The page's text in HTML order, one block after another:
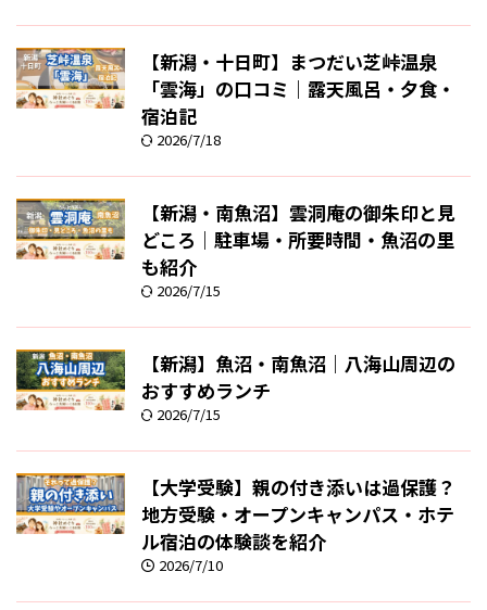
【新潟・十日町】まつだい芝峠温泉
「雲海」の口コミ｜露天風呂・夕食・
宿泊記
2026/7/18
【新潟・南魚沼】雲洞庵の御朱印と見
どころ｜駐車場・所要時間・魚沼の里
も紹介
2026/7/15
【新潟】魚沼・南魚沼｜八海山周辺の
おすすめランチ
2026/7/15
【大学受験】親の付き添いは過保護？
地方受験・オープンキャンパス・ホテ
ル宿泊の体験談を紹介
2026/7/10